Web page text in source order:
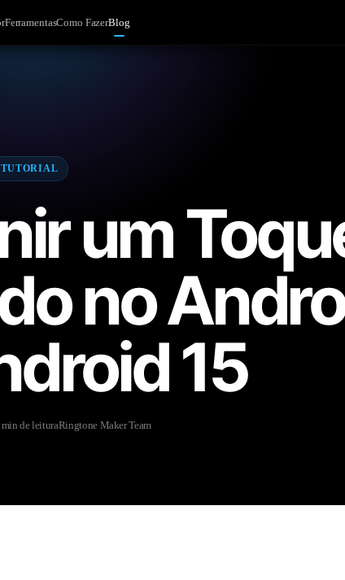
FerramentasComo FazerBlog
TUTORIAL
um
no
15
min de leituraRingtone Maker Team